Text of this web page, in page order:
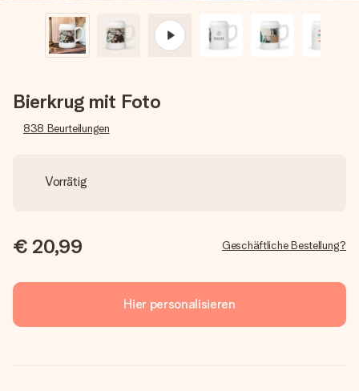
Bierkrug mit Foto
838 Beurteilungen
Vorrätig
€ 20,99 Geschäftliche Bestellung?
Hier personalisieren